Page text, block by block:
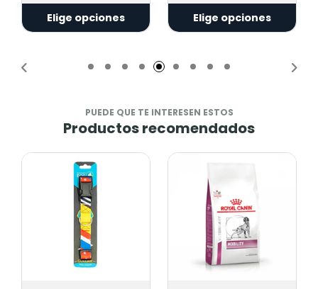
Elige opciones Elige opciones
PUEDE QUE TE INTERESEN ESTOS
Productos recomendados